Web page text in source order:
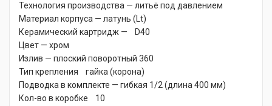
Технология производства — литьё под давлением
Материал корпуса — латунь (Lt)
Керамический картридж — D40
Цвет — хром
Излив — плоский поворотный 360
Тип крепления гайка (корона)
Подводка в комплекте — гибкая 1/2 (длина 400 мм)
Кол-во в коробке 10